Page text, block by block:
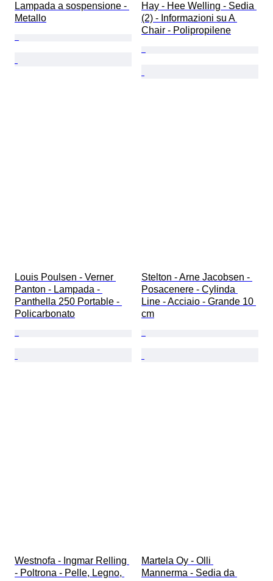
Lampada a sospensione -
Metallo
Hay - Hee Welling - Sedia
(2) - Informazioni su A
Chair - Polipropilene
Louis Poulsen - Verner
Panton - Lampada -
Panthella 250 Portable -
Policarbonato
Stelton - Arne Jacobsen -
Posacenere - Cylinda
Line - Acciaio - Grande 10
cm
Westnofa - Ingmar Relling
- Poltrona - Pelle, Legno,
Martela Oy - Olli
Mannerma - Sedia da